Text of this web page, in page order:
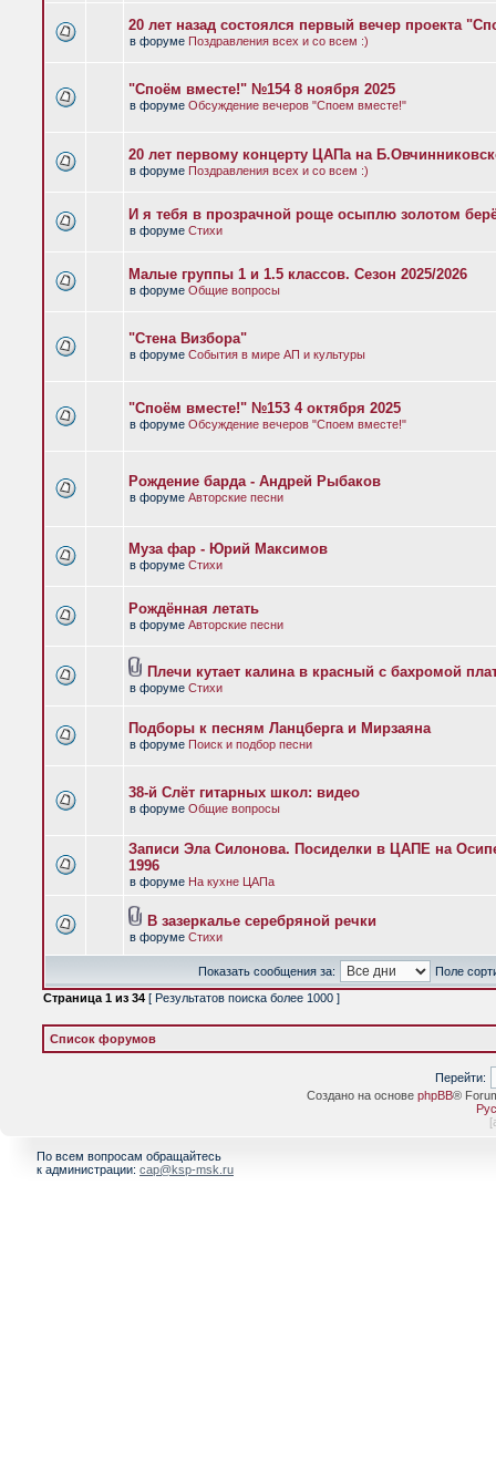
20 лет назад состоялся первый вечер проекта
в форуме Поздравления всех и со всем :)
"Споём вместе!" №154 8 ноября 2025
в форуме Обсуждение вечеров "Споем вместе!"
20 лет первому концерту ЦАПа на
в форуме Поздравления всех и со всем :)
И я тебя в прозрачной роще осыплю золотом
в форуме Стихи
Малые группы 1 и 1.5 классов. Сезон 2025/2026
в форуме Общие вопросы
"Стена Визбора"
в форуме События в мире АП и культуры
"Споём вместе!" №153 4 октября 2025
в форуме Обсуждение вечеров "Споем вместе!"
Рождение барда - Андрей Рыбаков
в форуме Авторские песни
Муза фар - Юрий Максимов
в форуме Стихи
Рождённая летать
в форуме Авторские песни
Плечи кутает калина в красный с бахромой
в форуме Стихи
Подборы к песням Ланцберга и Мирзаяна
в форуме Поиск и подбор песни
38-й Слёт гитарных школ: видео
в форуме Общие вопросы
Записи Эла Силонова. Посиделки в ЦАПЕ на
1996
в форуме На кухне ЦАПа
В зазеркалье серебряной речки
в форуме Стихи
Показать сообщения за:
Поле
Страница 1 из 34 [ Результатов поиска более 1000 ]
Список форумов
Перейти:
Создано на основе phpBB®
[
По всем вопросам обращайтесь
к администрации: cap@ksp-msk.ru